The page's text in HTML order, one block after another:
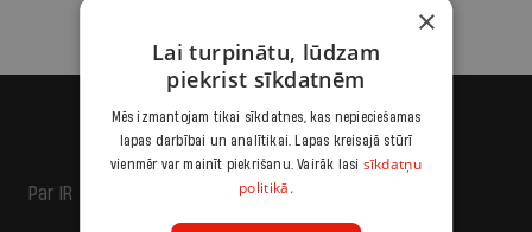
Par IR
×
Lai turpinātu, lūdzam
piekrist sīkdatnēm
Mēs izmantojam tikai sīkdatnes, kas nepieciešamas
lapas darbībai un analītikai. Lapas kreisajā stūrī
vienmēr var mainīt piekrišanu. Vairāk lasi sīkdatņu
politikā.